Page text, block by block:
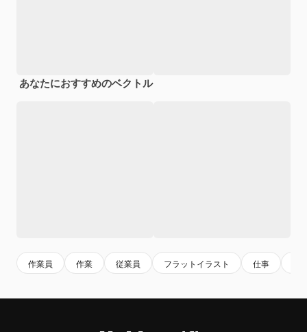
あなたにおすすめのベクトル
作業員 作業 従業員 フラットイラスト 仕事